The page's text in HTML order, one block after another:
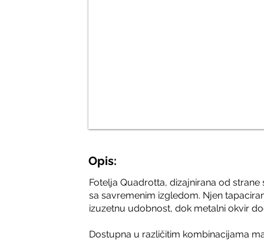
Opis:
Fotelja Quadrotta, dizajnirana od
sa savremenim izgledom. Njen
izuzetnu udobnost, dok metalni okvir
Dostupna u različitim kombinacijama